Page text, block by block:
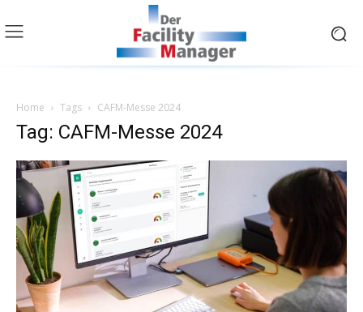
Home Tags CAFM-Messe 2024
Tag: CAFM-Messe 2024